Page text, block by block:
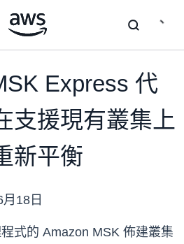
Express 代
支援現有叢集上
新平衡
18日
式的 Amazon MSK 佈建叢集